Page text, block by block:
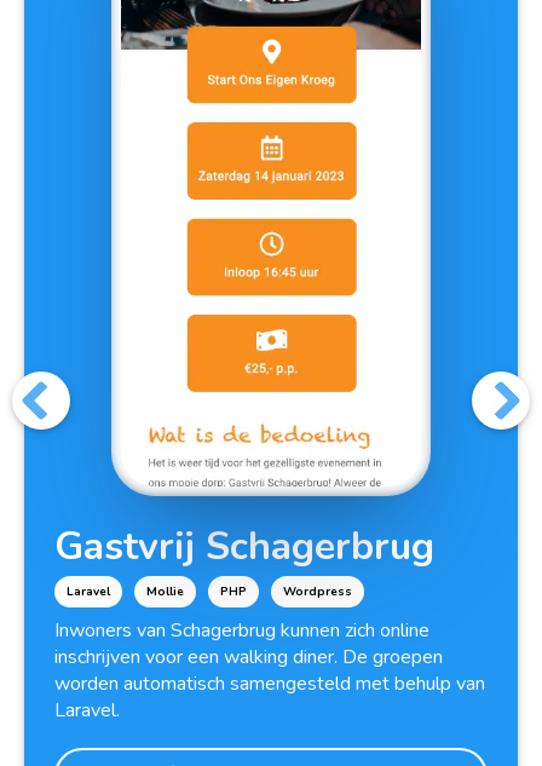
Gastvrij Schagerbrug
Laravel Mollie PHP Wordpress
Inwoners van Schagerbrug kunnen zich online
inschrijven voor een walking diner. De groepen
worden automatisch samengesteld met behulp van
Laravel.